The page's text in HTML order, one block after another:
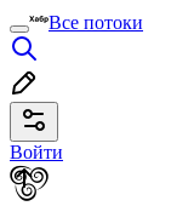
Все потоки
Войти